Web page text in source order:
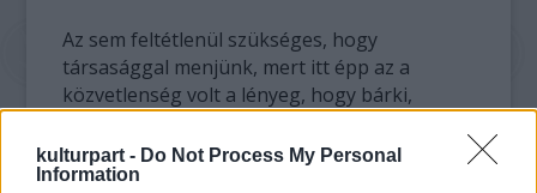
kulturpart - Do Not Process My Personal
Information
Az sem feltétlenül szükséges, hogy
társasággal menjünk, mert itt épp az a
közvetlenség volt a lényeg, hogy bárki,
következő napokban a legkülönfélébb
helyszíneken botoljanak egymásba. Ja,